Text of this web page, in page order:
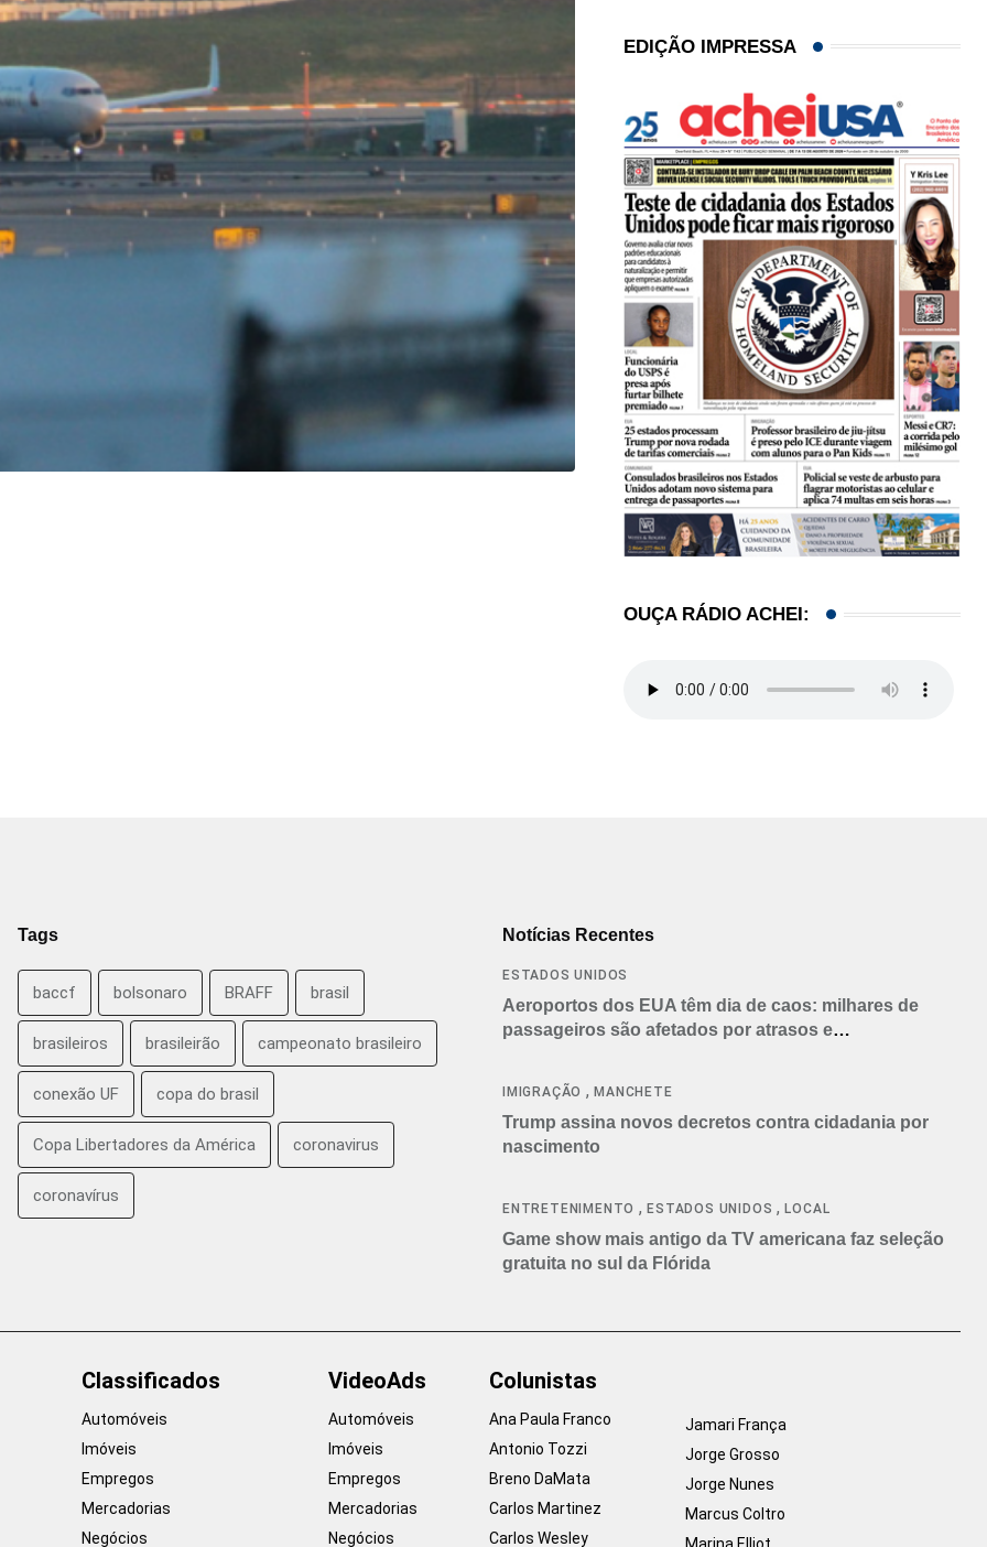
ENTRETENIMENTO,ESTADOS UNIDOS,LOCAL
Game show mais antigo da TV americana faz...
EDIÇÃO IMPRESSA
OUÇA RÁDIO ACHEI:
Tags
baccf bolsonaro BRAFF brasil
brasileiros brasileirão campeonato brasileiro
conexão UF copa do brasil
Copa Libertadores da América coronavirus
coronavírus
Notícias Recentes
ESTADOS UNIDOS
Aeroportos dos EUA têm dia de caos: milhares de
passageiros são afetados por atrasos e
IMIGRAÇÃO ,MANCHETE
Trump assina novos decretos contra cidadania por
nascimento
ENTRETENIMENTO ,ESTADOS UNIDOS ,LOCAL
Game show mais antigo da TV americana faz seleção
gratuita no sul da Flórida
Classificados
Automóveis
Imóveis
Empregos
Mercadorias
Negócios
VideoAds
Automóveis
Imóveis
Empregos
Mercadorias
Negócios
Colunistas
Ana Paula Franco
Antonio Tozzi
Breno DaMata
Carlos Martinez
Carlos Wesley
Jamari França
Jorge Grosso
Jorge Nunes
Marcus Coltro